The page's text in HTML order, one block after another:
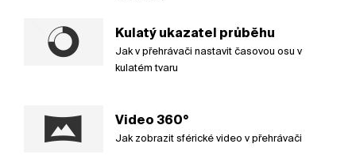
Kulatý ukazatel průběhu
Jak v přehrávači nastavit časovou osu v
kulatém tvaru
Video 360°
Jak zobrazit sférické video v přehrávači